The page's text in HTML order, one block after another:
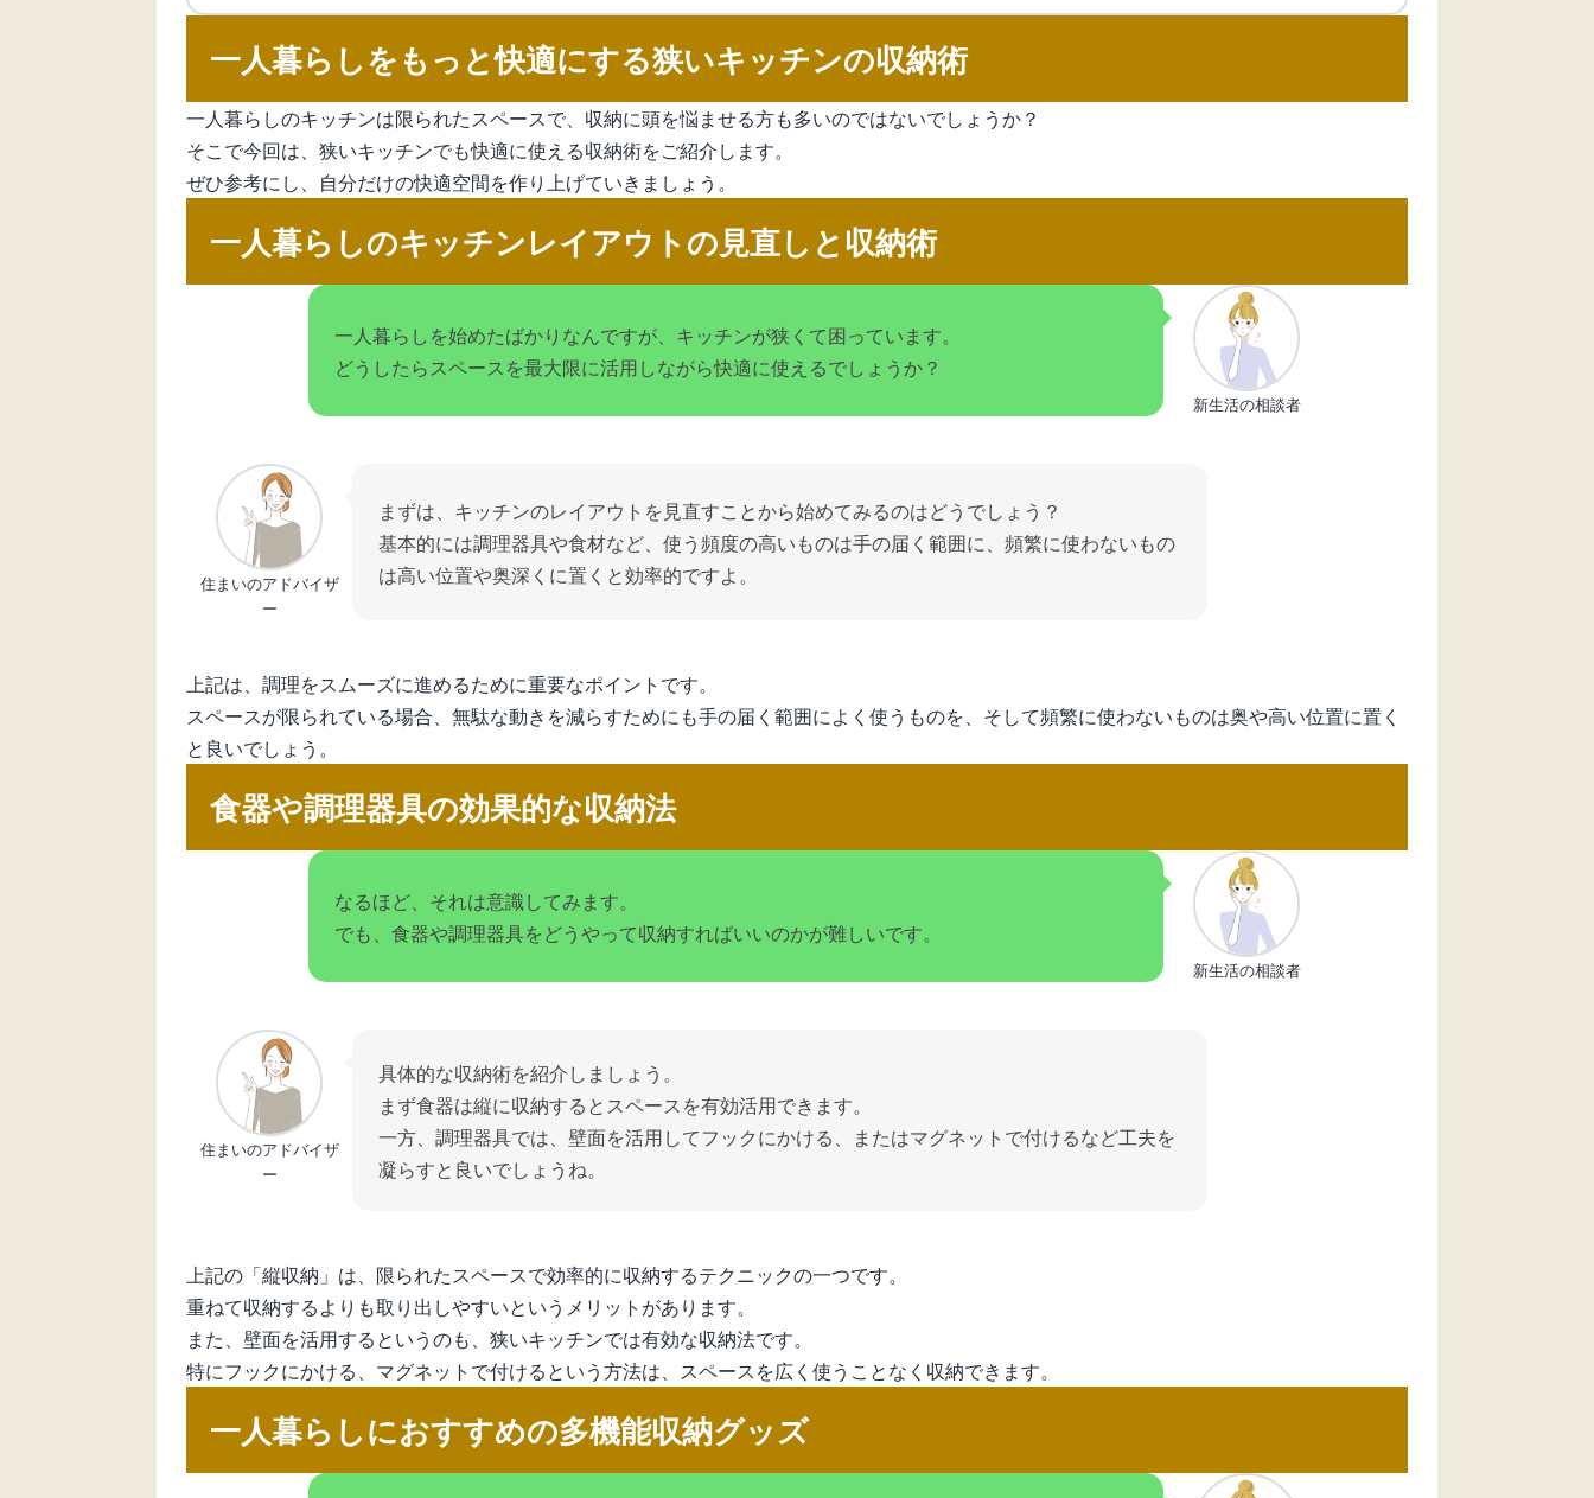
一人暮らしをもっと快適にする狭いキッチンの収納術
一人暮らしのキッチンは限られたスペースで、収納に頭を悩ませる方も多いのではないでしょうか？
そこで今回は、狭いキッチンでも快適に使える収納術をご紹介します。
ぜひ参考にし、自分だけの快適空間を作り上げていきましょう。
一人暮らしのキッチンレイアウトの見直しと収納術
一人暮らしを始めたばかりなんですが、キッチンが狭くて困っています。
どうしたらスペースを最大限に活用しながら快適に使えるでしょうか？
新生活の相談者
住まいのアドバイザ
ー
まずは、キッチンのレイアウトを見直すことから始めてみるのはどうでしょう？
基本的には調理器具や食材など、使う頻度の高いものは手の届く範囲に、頻繁に使わないもの
は高い位置や奥深くに置くと効率的ですよ。
上記は、調理をスムーズに進めるために重要なポイントです。
スペースが限られている場合、無駄な動きを減らすためにも手の届く範囲によく使うものを、そして頻繁に使わないものは奥や高い位置に置く
と良いでしょう。
食器や調理器具の効果的な収納法
なるほど、それは意識してみます。
でも、食器や調理器具をどうやって収納すればいいのかが難しいです。
新生活の相談者
住まいのアドバイザ
ー
具体的な収納術を紹介しましょう。
まず食器は縦に収納するとスペースを有効活用できます。
一方、調理器具では、壁面を活用してフックにかける、またはマグネットで付けるなど工夫を
凝らすと良いでしょうね。
上記の「縦収納」は、限られたスペースで効率的に収納するテクニックの一つです。
重ねて収納するよりも取り出しやすいというメリットがあります。
また、壁面を活用するというのも、狭いキッチンでは有効な収納法です。
特にフックにかける、マグネットで付けるという方法は、スペースを広く使うことなく収納できます。
一人暮らしにおすすめの多機能収納グッズ